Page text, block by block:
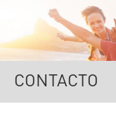
CONTACTO